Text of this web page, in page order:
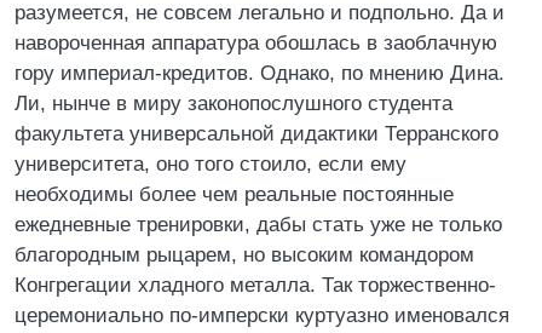
разумеется, не совсем легально и подпольно. Да и
навороченная аппаратура обошлась в заоблачную
гору империал-кредитов. Однако, по мнению Дина.
Ли, нынче в миру законопослушного студента
факультета универсальной дидактики Терранского
университета, оно того стоило, если ему
необходимы более чем реальные постоянные
ежедневные тренировки, дабы стать уже не только
благородным рыцарем, но высоким командором
Конгрегации хладного металла. Так торжественно-
церемониально по-имперски куртуазно именовался